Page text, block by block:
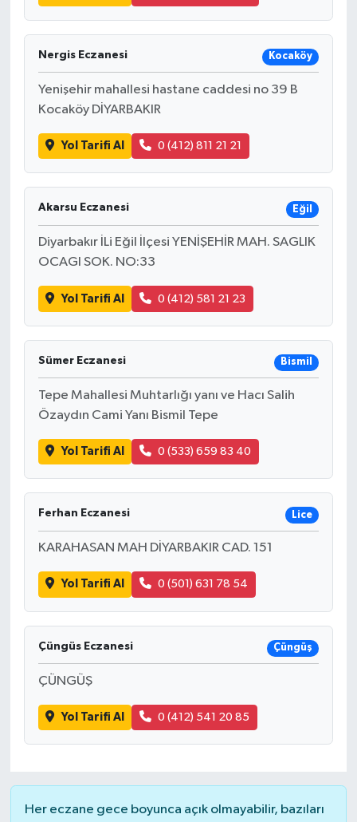
Nergis Eczanesi Kocaköy
Yenişehir mahallesi hastane caddesi no 39 B
Kocaköy DİYARBAKIR
Yol Tarifi Al 0 (412) 811 21 21
Akarsu Eczanesi Eğil
Diyarbakır İLi Eğil İlçesi YENİŞEHİR MAH. SAGLIK
OCAGI SOK. NO:33
Yol Tarifi Al 0 (412) 581 21 23
Sümer Eczanesi Bismil
Tepe Mahallesi Muhtarlığı yanı ve Hacı Salih
Özaydın Cami Yanı Bismil Tepe
Yol Tarifi Al 0 (533) 659 83 40
Ferhan Eczanesi Lice
KARAHASAN MAH DİYARBAKIR CAD. 151
Yol Tarifi Al 0 (501) 631 78 54
Çüngüs Eczanesi Çüngüş
ÇÜNGÜŞ
Yol Tarifi Al 0 (412) 541 20 85
Her eczane gece boyunca açık olmayabilir, bazıları